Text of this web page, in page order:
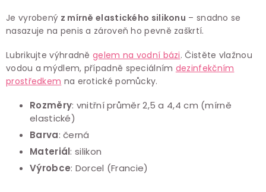
Je vyrobený z mírně elastického silikonu – snadno se
nasazuje na penis a zároveň ho pevně zaškrtí.
Lubrikujte výhradněgelem na vodní bázi. Čistěte vlažnou
vodou a mýdlem, případně speciálním dezinfekčním
prostředkem na erotické pomůcky.
Rozměry: vnitřní průměr 2,5 a 4,4 cm (mírně
elastické)
Barva: černá
Materiál: silikon
Výrobce: Dorcel (Francie)